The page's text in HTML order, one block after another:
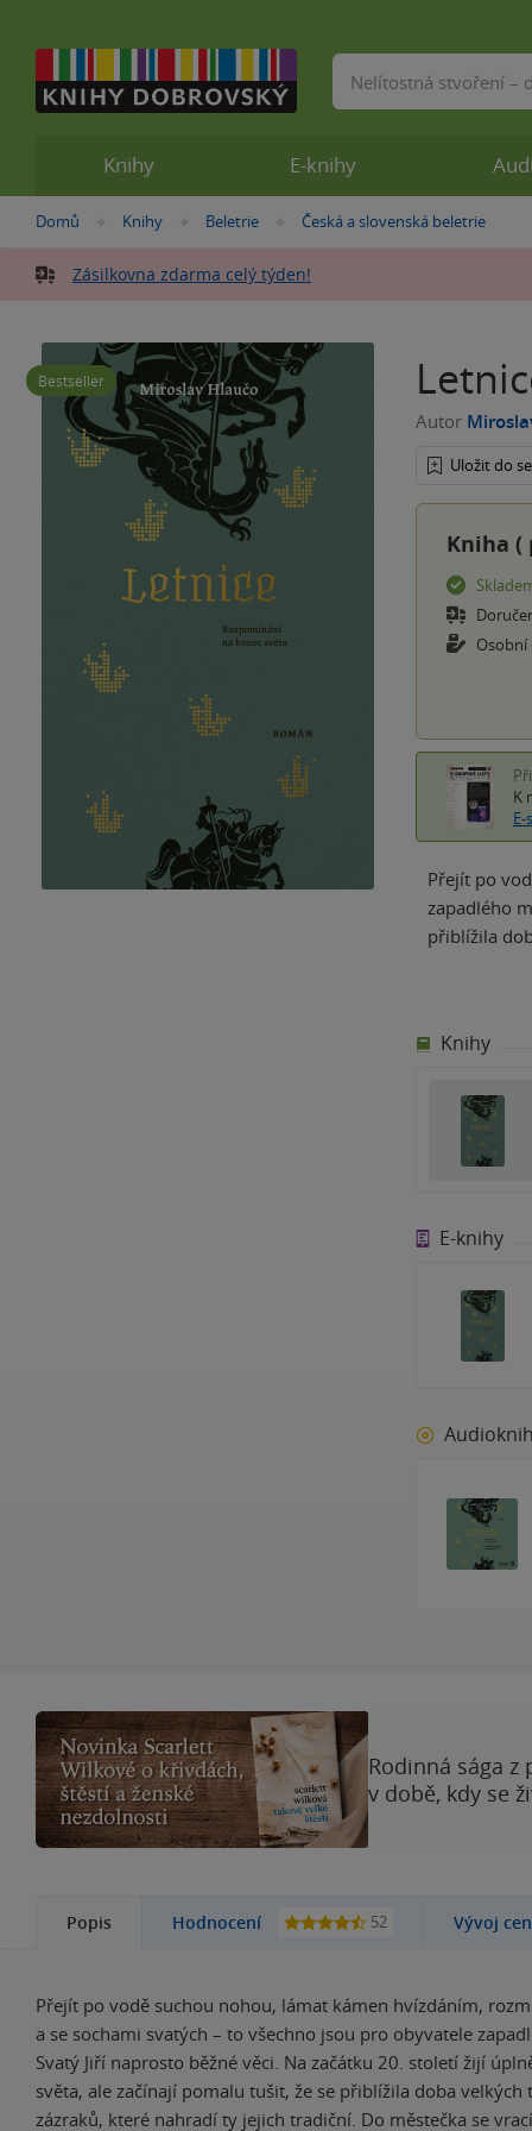
Nacházíte
zde:
Domů »
Knihy »
Beletrie »
Česká a slovenská beletrie
Zásilkovna zdarma celý týden!
Bestseller
Autor
Uložit do
Kniha (
K
Přejít po
zapadlého
přiblížila
Knihy
E-knihy
Rodinná sága z
v době, kdy se
Popis Hodnocení 52 Vývoj
Přejít po vodě suchou nohou, lámat kámen hvízdáním,
a se sochami svatých – to všechno jsou pro obyvatele
Svatý Jiří naprosto běžné věci. Na začátku 20. století žijí
světa, ale začínají pomalu tušit, že se přiblížila doba velkých
zázraků, které nahradí ty jejich tradiční. Do městečka se
Knihy E-knihy
Vyhledávání